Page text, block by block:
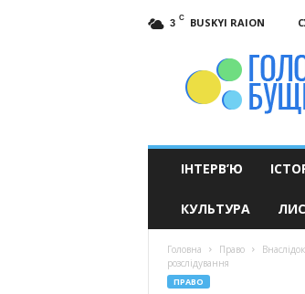
3 C BUSKYI RAION
ІНТЕРВ’Ю
КУЛЬТУРА
Головна Право
розслідування
ПРАВО